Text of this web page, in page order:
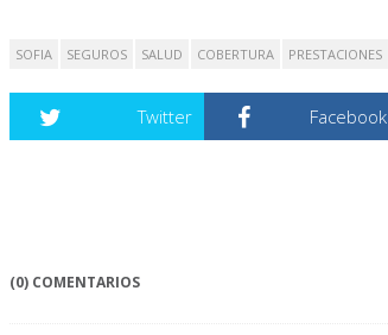
SOFIA SEGUROS SALUD COBERTURA PRESTACIONES
Twitter Facebook
(0) COMENTARIOS